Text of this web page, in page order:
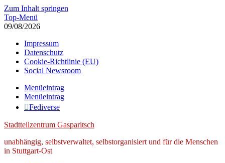
Zum Inhalt springen
Top-Menü
09/08/2026
Impressum
Datenschutz
Cookie-Richtlinie (EU)
Social Newsroom
Menüeintrag
Menüeintrag
Fediverse
Stadtteilzentrum Gasparitsch
unabhängig, selbstverwaltet, selbstorganisiert und für die Menschen
in Stuttgart-Ost